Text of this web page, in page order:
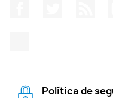
Política de